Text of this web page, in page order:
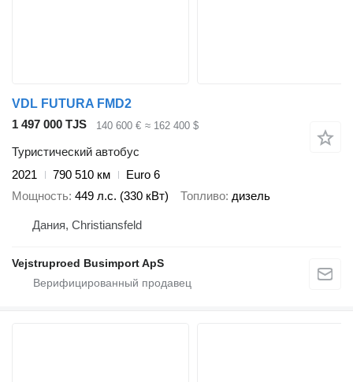
VDL FUTURA FMD2
1 497 000 TJS
140 600 € ≈ 162 400 $
Туристический автобус
2021
790 510 км
Euro 6
Мощность 449 л.с. (330 кВт) Топливо дизель
Дания, Christiansfeld
Vejstruproed Busimport ApS